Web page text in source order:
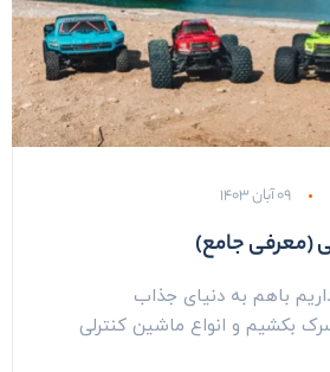
۰۹ آبان ۱۴۰۳
(معرفی جامع)
باهم به دنیای جذاب
بکشیم و انواع ماشین کنترلی